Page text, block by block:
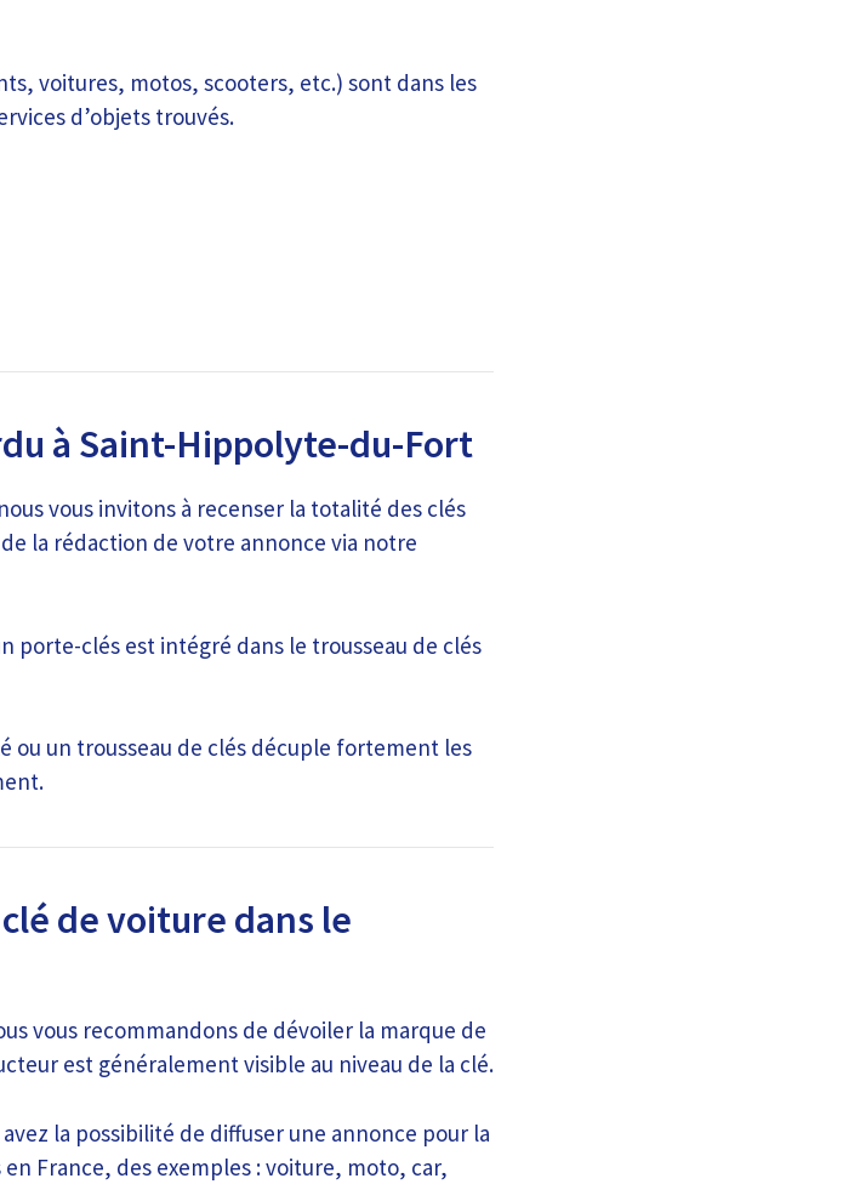
voitures, motos, scooters, etc.) sont dans les
d’objets trouvés.
à Saint-Hippolyte-du-Fort
vous invitons à recenser la totalité des clés
la rédaction de votre annonce via notre
porte-clés est intégré dans le trousseau de clés
ou un trousseau de clés décuple fortement les
de voiture dans le
vous recommandons de dévoiler la marque de
est généralement visible au niveau de la clé.
la possibilité de diffuser une annonce pour la
France, des exemples : voiture, moto, car,